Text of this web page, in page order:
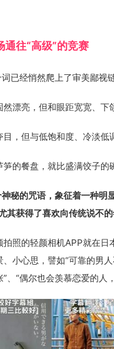
通往“高级”的竞赛
已经悄然爬上了审美鄙视
漂亮，但和眼距宽宽、下
，但与低饱和度、冷淡低
的餐盘，就比盛满饺子
秘的咒语，象征着一种
其获得了喜欢向传统说不的
照的轻颜相机APP就在
小心思，譬如“可靠的男
、“偶尔也会羡慕恋爱的